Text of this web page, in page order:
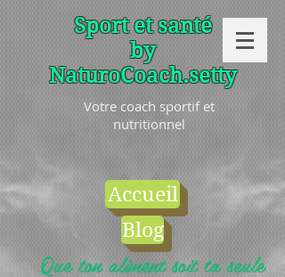
Sport et santé
by
NaturoCoach.setty
Votre coach sportif et
nutritionnel
Accueil
Blog
Que ton aliment soit ta seule